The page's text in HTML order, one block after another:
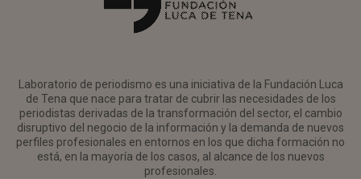
Laboratorio de periodismo es una iniciativa de la Fundación Luca
de Tena que nace para tratar de cubrir las necesidades de los
periodistas derivadas de la transformación del sector, el cambio
disruptivo del negocio de la información y la demanda de nuevos
perfiles profesionales en entornos en los que dicha formación no
está, en la mayoría de los casos, al alcance de los nuevos
profesionales.